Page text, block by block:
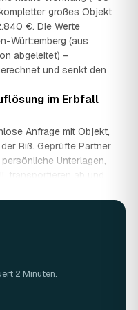
großes Objekt
€. Die Werte
Württemberg (aus
abgeleitet) –
und senkt den
im Erbfall
Anfrage mit Objekt,
Riß. Geprüfte Partner
Unterlagen,
transportieren ab und
Angebote und
Antiquitäten
und ganze Sammlungen
begutachtet und
2 Minuten.